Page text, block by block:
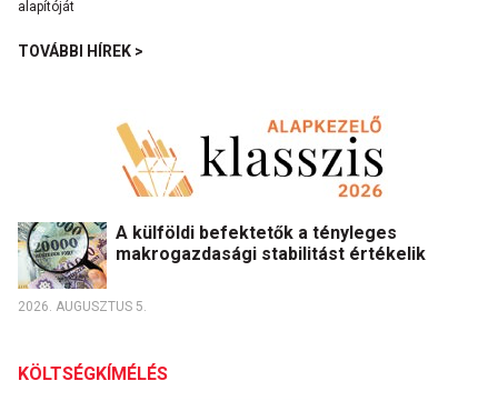
TOVÁBBI HÍREK >
A külföldi befektetők a tényleges
makrogazdasági stabilitást értékelik
2026. AUGUSZTUS 5.
KÖLTSÉGKÍMÉLÉS